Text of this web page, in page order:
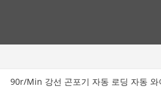
90r/Min 강선 곤포기 자동 로딩 자동 와
자동 수평선상 고속도 전환 전선과 회전